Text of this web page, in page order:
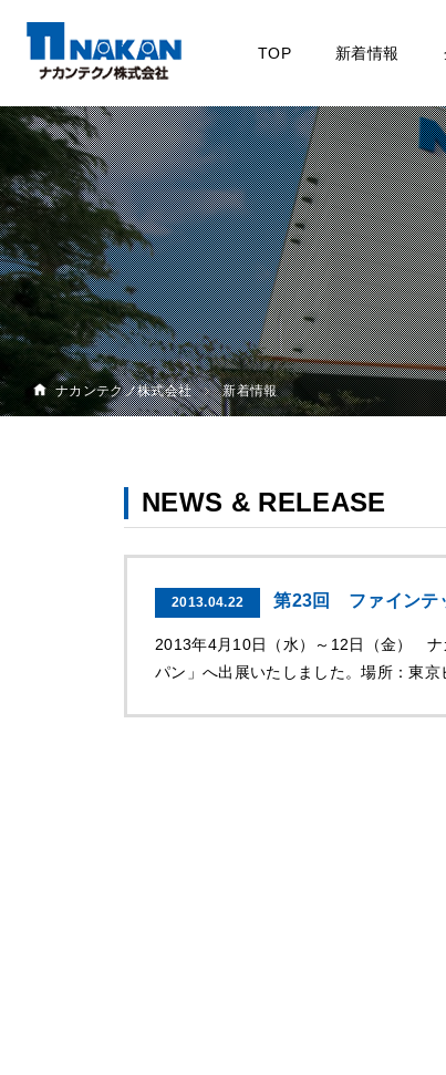
TOP 新着情報
ナカンテクノ株式会社 新着情報
NEWS & RELEASE
2013.04.22 第23回 ファインテ
2013年4月10日（水）～12日（金）
パン」へ出展いたしました。場所：東